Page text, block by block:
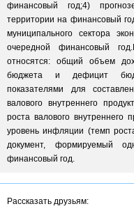
финансовый год;4)
территории на финансовый
муниципального сектора
очередной финансовый
относятся: общий объем
бюджета и дефицит
показателями для
валового внутреннего
роста валового внутреннего
уровень инфляции (темп
документ, формируемый
финансовый год.
Рассказать друзьям: